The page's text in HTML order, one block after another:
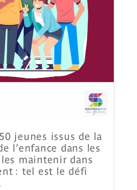
jeunes issus de la
l’enfance dans les
maintenir dans
: tel est le défi